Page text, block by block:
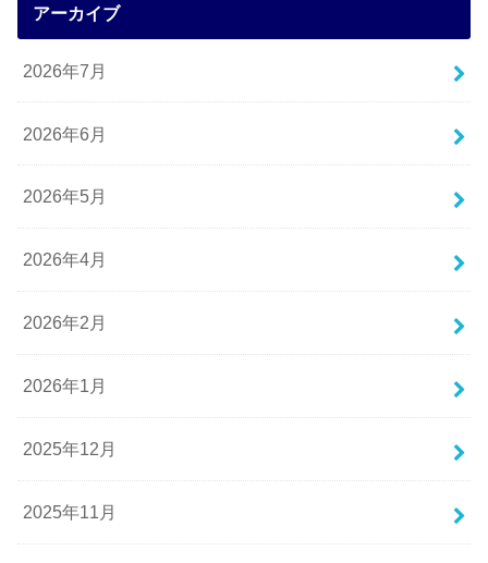
アーカイブ
2026年7月
2026年6月
2026年5月
2026年4月
2026年2月
2026年1月
2025年12月
2025年11月